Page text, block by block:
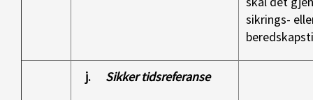
sikrings-
j.
Sikker tidsreferanse